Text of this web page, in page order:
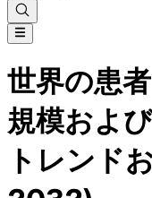
世界の患
規模およ
トレンド